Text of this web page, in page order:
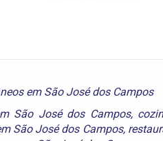
em São José dos Campos
São José dos Campos,
São José dos Campos,